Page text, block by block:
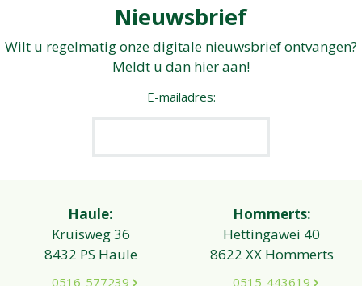
Nieuwsbrief
Wilt u regelmatig onze digitale nieuwsbrief ontvangen?
Meldt u dan hier aan!
E-mailadres:
Haule:
Kruisweg 36
8432 PS Haule
0516-577239
Hommerts:
Hettingawei 40
8622 XX Hommerts
0515-443619